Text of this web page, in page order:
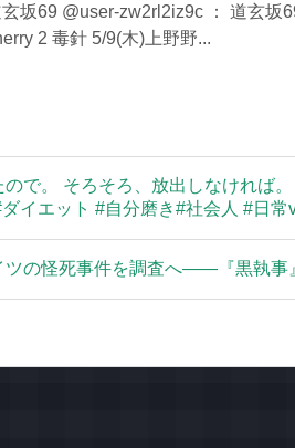
坂69 @user-zw2rl2iz9c ： 道玄坂
2 毒針 5/9(木)上野野...
で。 そろそろ、放出しなければ
ダイエット #自分磨き#社会人 #日
ツの怪死事件を調査へ――『黒執事